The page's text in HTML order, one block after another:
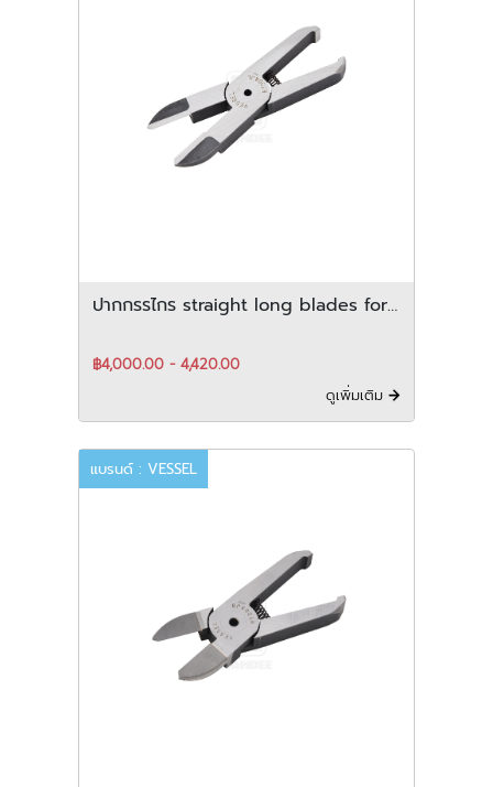
ปากกรรไกร straight long blades for
฿4,000.00 - 4,420.00
ดูเพิ่มเติม
แบรนด์ : VESSEL